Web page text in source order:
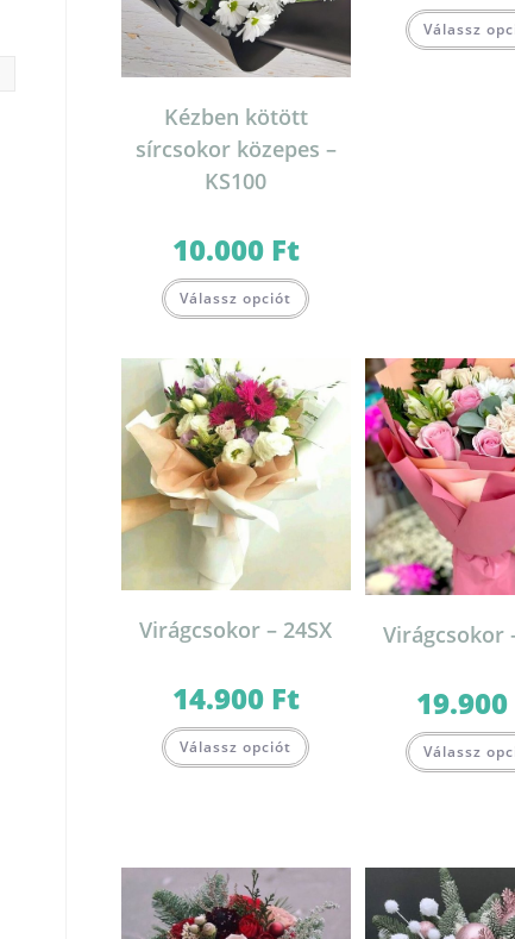
Kézben kötött
sírcsokor közepes –
KS100
10.000 Ft
Válassz opciót
Válassz
Virágcsokor – 24SX
14.900 Ft
Válassz opciót
Virágcsokor
19.900
Válassz